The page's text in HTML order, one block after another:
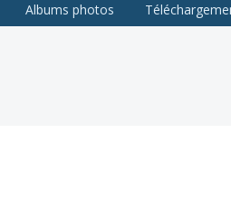
Albums photos